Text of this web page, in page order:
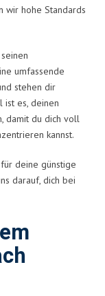
wir hohe Standards
umfassende
stehen dir
ist es, deinen
damit du dich voll
kannst.
deine günstige
darauf, dich bei